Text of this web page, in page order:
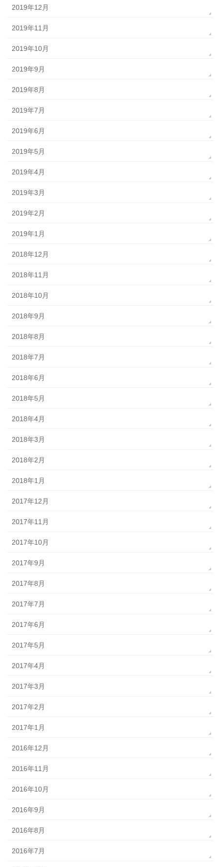
2019年12月
2019年11月
2019年10月
2019年9月
2019年8月
2019年7月
2019年6月
2019年5月
2019年4月
2019年3月
2019年2月
2019年1月
2018年12月
2018年11月
2018年10月
2018年9月
2018年8月
2018年7月
2018年6月
2018年5月
2018年4月
2018年3月
2018年2月
2018年1月
2017年12月
2017年11月
2017年10月
2017年9月
2017年8月
2017年7月
2017年6月
2017年5月
2017年4月
2017年3月
2017年2月
2017年1月
2016年12月
2016年11月
2016年10月
2016年9月
2016年8月
2016年7月